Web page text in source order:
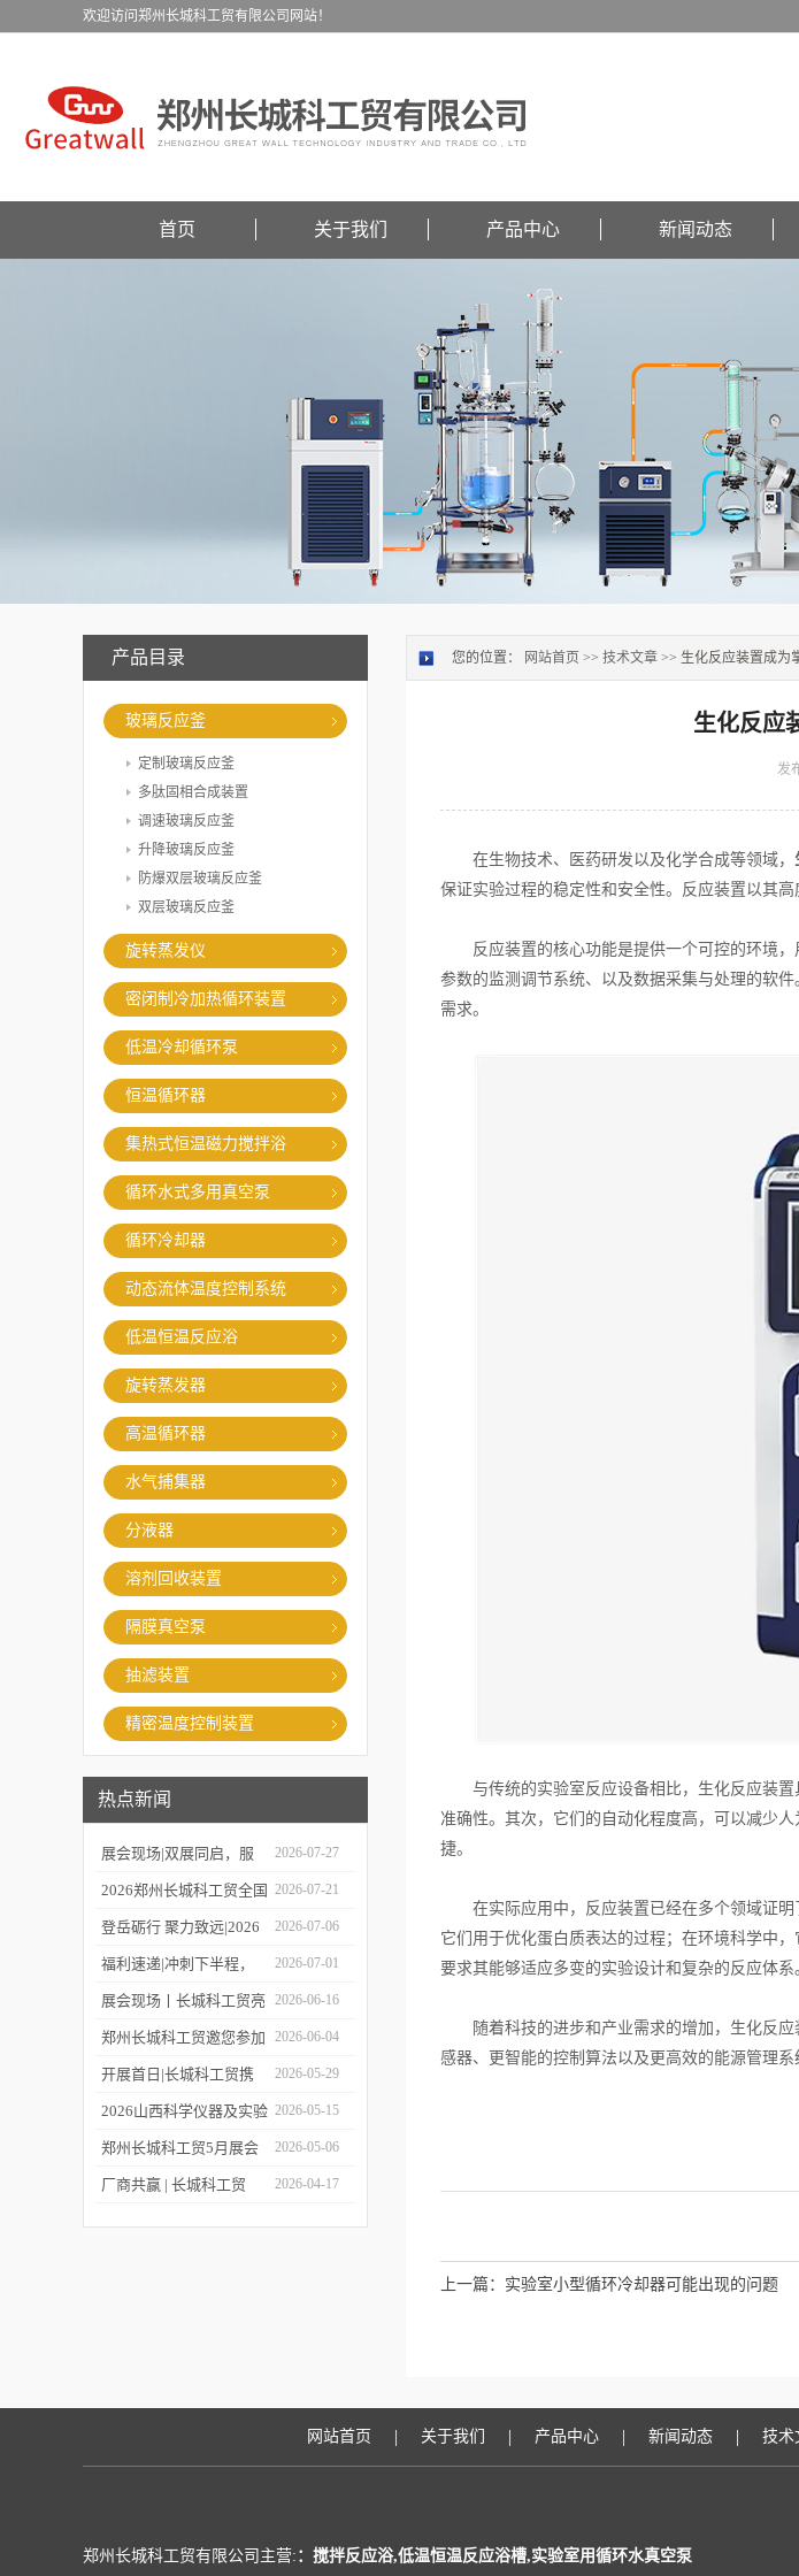
欢迎访问郑州长城科工贸有限公司网站！
首页 关于我们 产品中心 新闻动态
产品目录
玻璃反应釜
定制玻璃反应釜
多肽固相合成装置
调速玻璃反应釜
升降玻璃反应釜
防爆双层玻璃反应釜
双层玻璃反应釜
旋转蒸发仪
密闭制冷加热循环装置
低温冷却循环泵
恒温循环器
集热式恒温磁力搅拌浴
循环水式多用真空泵
循环冷却器
动态流体温度控制系统
低温恒温反应浴
旋转蒸发器
高温循环器
水气捕集器
分液器
溶剂回收装置
隔膜真空泵
抽滤装置
精密温度控制装置
热点新闻
展会现场|双展同启，服
务在线，郑州长城科工贸
同步亮相学术盛会与校园
展！
2026-07-27
2026郑州长城科工贸全国
巡保活动开启预约！
2026-07-21
登岳砺行 聚力致远|2026
年度上半年业务经理总结
会圆满举行！
2026-07-06
福利速递|冲刺下半程，
福利再加码，HWCL 系列
活动延期，赠券福利同步
上线！
2026-07-01
展会现场丨长城科工贸亮
相第19届世界制药机械、
包装设备与材料中国展
2026-06-16
郑州长城科工贸邀您参加
第二十四届世界制药原料
中国展（CPHI China
2026）!
2026-06-04
开展首日|长城科工贸携
品质实验室设备亮相
CISILE 2026
2026-05-29
2026山西科学仪器及实验
室装备展览会今日开幕！
2026-05-15
郑州长城科工贸5月展会
行程抢先看！
2026-05-06
厂商共赢 | 长城科工贸 2026-04-17
您的位置： 网站首页 >> 技术文章 >> 生化反应装置成为
生化反应
发
在生物技术、医药研发以及化学合成等领域，
保证实验过程的稳定性和安全性。反应装置以其
反应装置的核心功能是提供一个可控的环境，
参数的监测调节系统、以及数据采集与处理的软
需求。
与传统的实验室反应设备相比，生化反应装置
准确性。其次，它们的自动化程度高，可以减少
捷。
在实际应用中，反应装置已经在多个领域证明
它们用于优化蛋白质表达的过程；在环境科学中
要求其能够适应多变的实验设计和复杂的反应体系
随着科技的进步和产业需求的增加，生化反应
感器、更智能的控制算法以及更高效的能源管理
上一篇： 实验室小型循环冷却器可能出现的问题
网站首页 | 关于我们 | 产品中心 | 新闻动态 | 技术
郑州长城科工贸有限公司主营: ：搅拌反应浴,低温恒温反应浴槽,实验室用循环水真空泵